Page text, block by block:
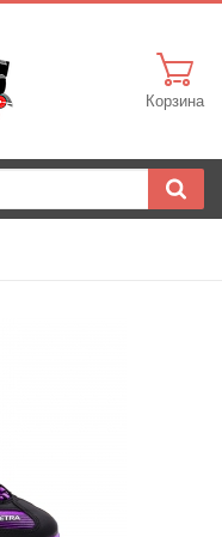
Корзина